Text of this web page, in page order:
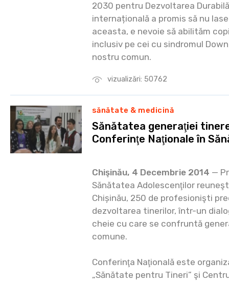
vizualizări: 50762
2030 pentru Dezvoltarea
internațională a promis să nu
aceasta, e nevoie să abilităm
inclusiv pe cei cu sindromul
nostru comun.
sănătate & medicină
Sănătatea generaţiei
Conferinţe Naţionale în
Chişinău, 4 Decembrie 2014 —
Sănătatea Adolescenţilor
Chișinău, 250 de profesionişti
dezvoltarea tinerilor, într-un
cheie cu care se confruntă
comune.
Conferinţa Naţională este
„Sănătate pentru Tineri” şi